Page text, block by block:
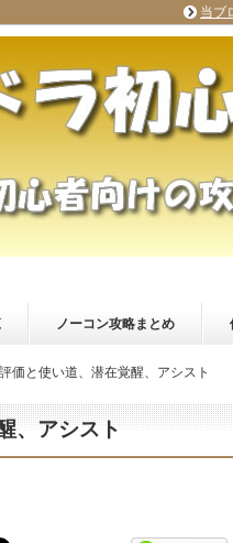
ノーコン攻略まとめ
価と使い道、潜在覚醒、アシスト
、アシスト
当ブ